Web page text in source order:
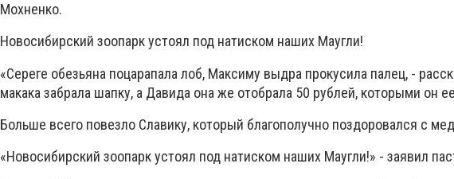
Мохненко.
Новосибирский зоопарк устоял под натиском наших Маугли!
«Сереге обезьяна поцарапала лоб, Максиму выдра прокусила палец, -
макака забрала шапку, а Давида она же отобрала 50 рублей, которыми он
Больше всего повезло Славику, который благополучно поздоровался с
«Новосибирский зоопарк устоял под натиском наших Маугли!» - заявил